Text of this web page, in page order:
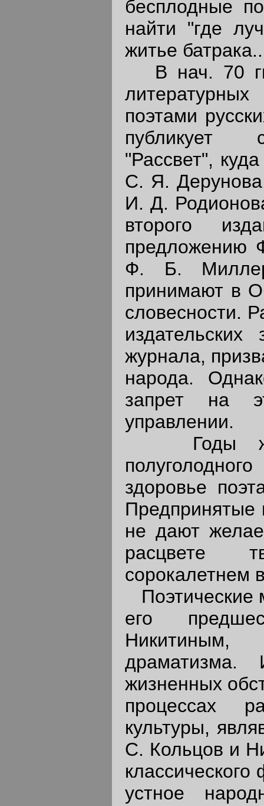
бесплодные
найти "где
житье
В нач. 70 гг.
поэтами
публикует
"Рассвет",
С. Я.
И. Д.
второго
предложению
Ф. Б.
принимают в
словесности.
издательских
журнала,
народа.
запрет на
управлении.
Годы
здоровье
Предпринятые
не дают
расцвете
сорокалетнем
Поэтические
его
жизненных
процессах
культуры,
С. Кольцов и
устное